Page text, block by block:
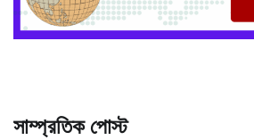
সাম্প্রতিক পোস্ট